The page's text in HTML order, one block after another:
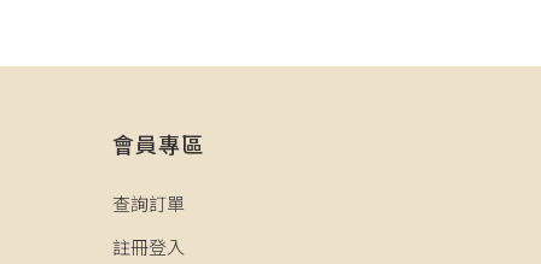
會員專區
查詢訂單
註冊登入